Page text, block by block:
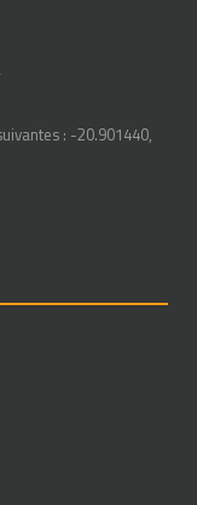
: -20.901440,